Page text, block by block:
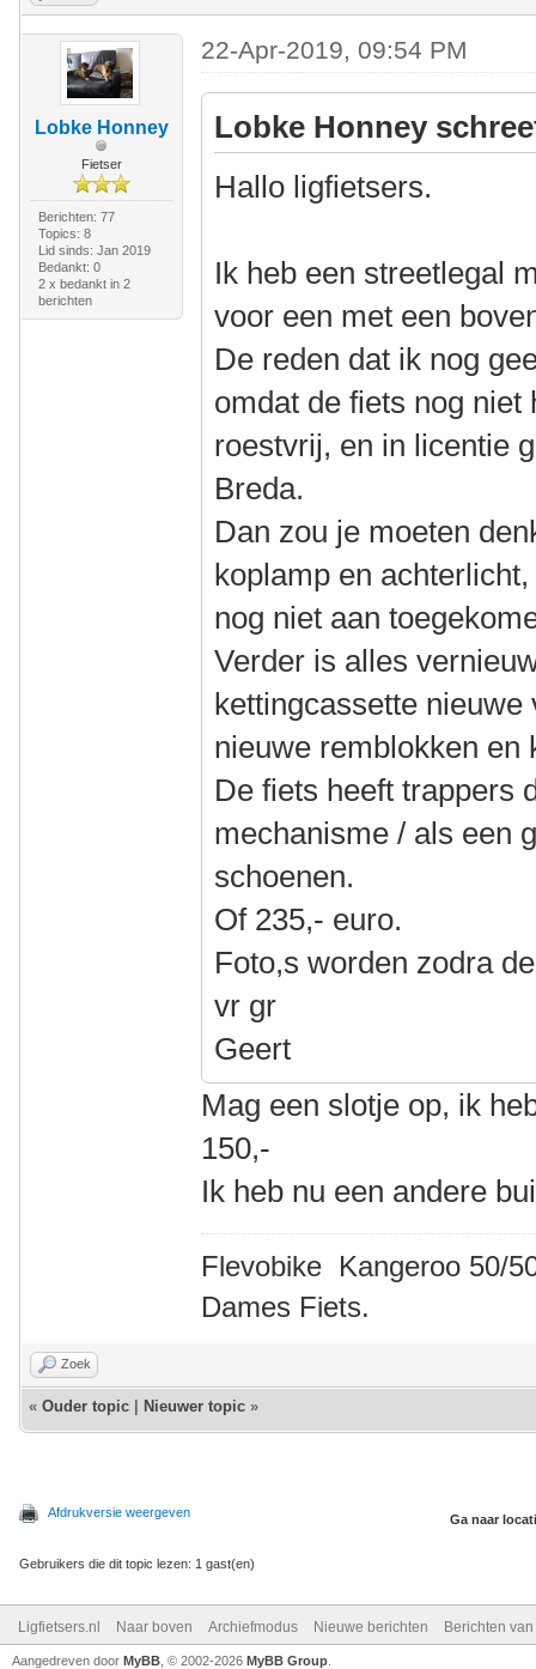
Lobke Honney
Fietser
Berichten: 77
Topics: 8
Lid sinds: Jan 2019
Bedankt: 0
2 x bedankt in 2
berichten
22-Apr-2019, 09:54 PM
Lobke Honney
Hallo ligfietsers.
Ik heb een streetlegal
voor een met een
De reden dat ik nog
omdat de fiets nog
roestvrij, en in licentie
Breda.
Dan zou je moeten
koplamp en
nog niet aan
Verder is alles
kettingcassette
nieuwe remblokken en
De fiets heeft trappers
mechanisme / als een
schoenen.
Of 235,- euro.
Foto,s worden zodra
vr gr
Geert
Mag een slotje op, ik
150,-
Ik heb nu een andere
Flevobike Kangeroo 50/
Dames Fiets.
Zoek
« Ouder topic Nieuwer topic »
Afdrukversie weergeven Ga naar
Gebruikers die dit topic lezen: 1 gast(en)
Ligfietsers.nl Naar boven Archiefmodus Nieuwe berichten Berichten
Aangedreven door MyBB , © 2002-2026 MyBB Group